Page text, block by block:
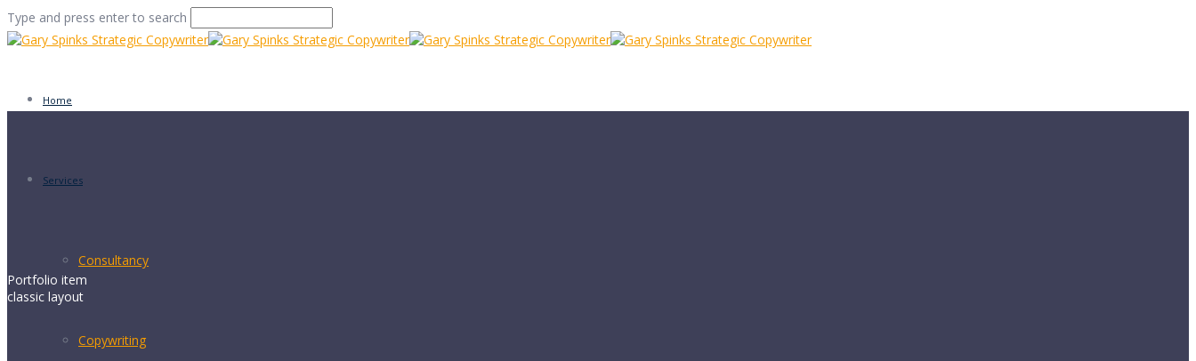
Type and press enter to search
Home
Services
Consultancy
Copywriting
Portfolio item
classic layout